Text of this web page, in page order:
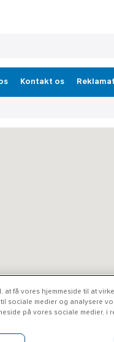
Kontakt os
at få vores hjemmeside til at
sociale medier og analysere
på vores sociale medier, i